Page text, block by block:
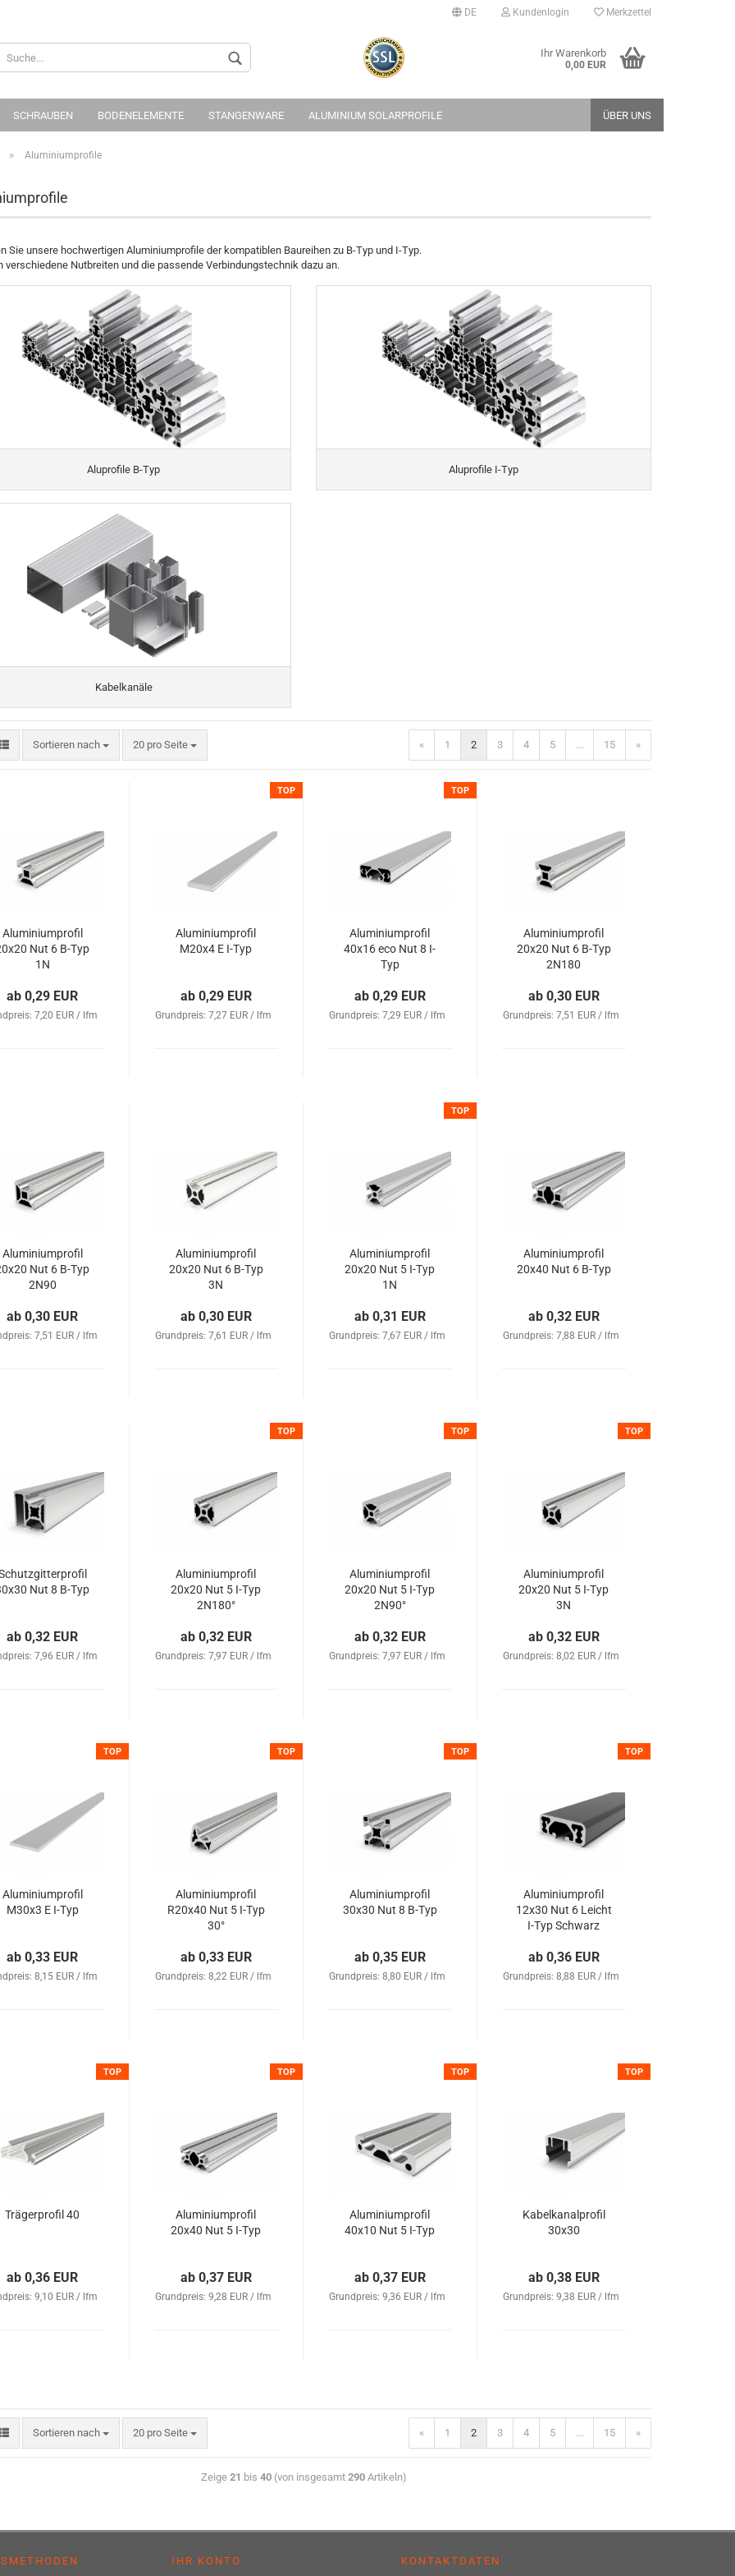
DE
Lieferland
Kundenlogin
Passwort vergessen?
Merkzettel
Ihr Warenkorb
0,00 EUR
SCHRAUBEN BODENELEMENTE STANGENWARE ALUMINIUM SOLARPROFILE ÜBER UNS
» Aluminiumprofile
Sie unsere hochwertigen Aluminiumprofile der kompatiblen Baureihen zu B-Typ und I-Typ.
verschiedene Nutbreiten und die passende Verbindungstechnik dazu an.
Aluprofile B-Typ Aluprofile I-Typ
Kabelkanäle
Sortieren nach 20 pro Seite « 1 2 3 4 5 ... 15 »
Aluminiumprofil
Nut 6 B-Typ
1N
ab 0,29 EUR
7,20 EUR / lfm
TOP
Aluminiumprofil
M20x4 E I-Typ
ab 0,29 EUR
Grundpreis: 7,27 EUR / lfm
TOP
Aluminiumprofil
40x16 eco Nut 8 I-
Typ
ab 0,29 EUR
Grundpreis: 7,29 EUR / lfm
Aluminiumprofil
20x20 Nut 6 B-Typ
2N180
ab 0,30 EUR
Grundpreis: 7,51 EUR / lfm
Aluminiumprofil
Nut 6 B-Typ
2N90
ab 0,30 EUR
7,51 EUR / lfm
Aluminiumprofil
20x20 Nut 6 B-Typ
3N
ab 0,30 EUR
Grundpreis: 7,61 EUR / lfm
TOP
Aluminiumprofil
20x20 Nut 5 I-Typ
1N
ab 0,31 EUR
Grundpreis: 7,67 EUR / lfm
Aluminiumprofil
20x40 Nut 6 B-Typ
ab 0,32 EUR
Grundpreis: 7,88 EUR / lfm
Nut 8 B-Typ
ab 0,32 EUR
7,96 EUR / lfm
TOP
Aluminiumprofil
20x20 Nut 5 I-Typ
2N180°
ab 0,32 EUR
Grundpreis: 7,97 EUR / lfm
TOP
Aluminiumprofil
20x20 Nut 5 I-Typ
2N90°
ab 0,32 EUR
Grundpreis: 7,97 EUR / lfm
TOP
Aluminiumprofil
20x20 Nut 5 I-Typ
3N
ab 0,32 EUR
Grundpreis: 8,02 EUR / lfm
TOP
Aluminiumprofil
M30x3 E I-Typ
ab 0,33 EUR
8,15 EUR / lfm
TOP
Aluminiumprofil
R20x40 Nut 5 I-Typ
30°
ab 0,33 EUR
Grundpreis: 8,22 EUR / lfm
TOP
Aluminiumprofil
30x30 Nut 8 B-Typ
ab 0,35 EUR
Grundpreis: 8,80 EUR / lfm
TOP
Aluminiumprofil
12x30 Nut 6 Leicht
I-Typ Schwarz
ab 0,36 EUR
Grundpreis: 8,88 EUR / lfm
TOP
Trägerprofil 40
ab 0,36 EUR
9,10 EUR / lfm
TOP
Aluminiumprofil
20x40 Nut 5 I-Typ
ab 0,37 EUR
Grundpreis: 9,28 EUR / lfm
TOP
Aluminiumprofil
40x10 Nut 5 I-Typ
ab 0,37 EUR
Grundpreis: 9,36 EUR / lfm
TOP
Kabelkanalprofil
30x30
ab 0,38 EUR
Grundpreis: 9,38 EUR / lfm
Sortieren nach 20 pro Seite « 1 2 3 4 5 ... 15 »
Zeige 21 bis 40(von insgesamt 290Artikeln)
IHR KONTO KONTAKTDATEN